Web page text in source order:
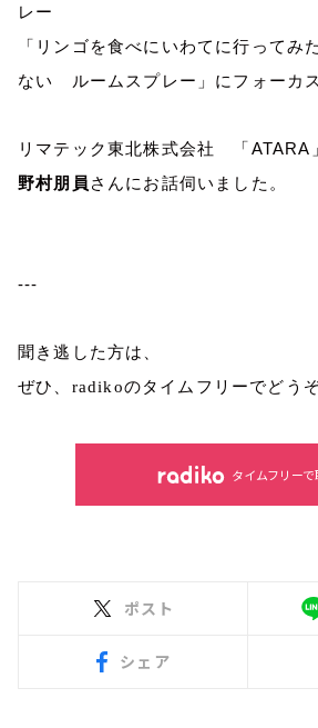
レー
「リンゴを食べにいわてに行って
ない ルームスプレー」にフォーカス
リマテック東北株式会社 「ATARA
野村朋員 さんにお話伺いました。
---
聞き逃した方は、
ぜひ、 radikoのタイムフリーでどうぞ
タイムフリーで
ポスト
シェア